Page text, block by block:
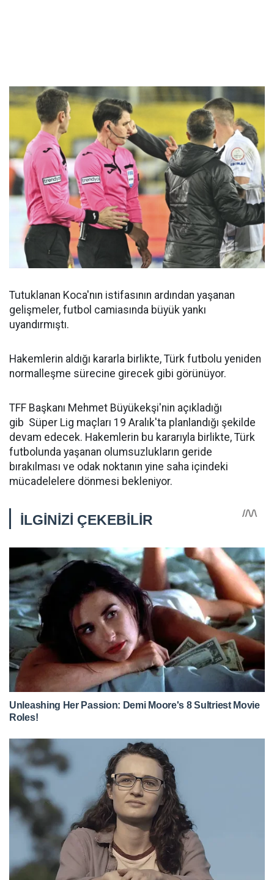
Tutuklanan Koca'nın istifasının ardından yaşanan
gelişmeler, futbol camiasında büyük yankı
uyandırmıştı.
Hakemlerin aldığı kararla birlikte, Türk futbolu yeniden
normalleşme sürecine girecek gibi görünüyor.
TFF Başkanı Mehmet Büyükekşi'nin açıkladığı
gib Süper Lig maçları 19 Aralık'ta planlandığı şekilde
devam edecek. Hakemlerin bu kararıyla birlikte, Türk
futbolunda yaşanan olumsuzlukların geride
bırakılması ve odak noktanın yine saha içindeki
mücadelelere dönmesi bekleniyor.